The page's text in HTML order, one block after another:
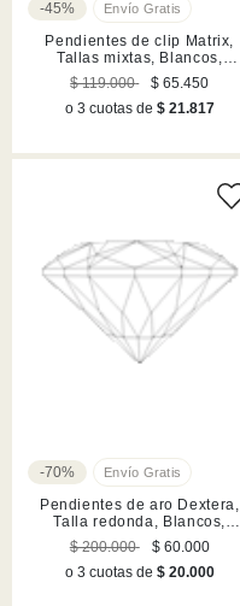
-45%
Pendientes de clip Matrix,
Tallas mixtas, Blancos,
Acabado en rodio
$ 119.000
$ 65.450
o 3 cuotas de $ 21.817
-70%
Pendientes de aro Dextera,
Talla redonda, Blancos,
Acabado en rodio
$ 200.000
$ 60.000
o 3 cuotas de $ 20.000